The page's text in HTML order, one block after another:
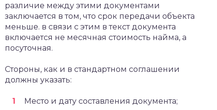
различие между этими документами
заключается в том, что срок передачи объекта
меньше. в связи с этим в текст документа
включается не месячная стоимость найма, а
посуточная.
Стороны, как и в стандартном соглашении
должны указать:
Место и дату составления документа;